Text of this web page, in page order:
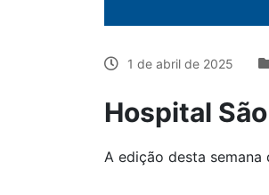
1 de abril de 2025
Hospital
A edição desta semana